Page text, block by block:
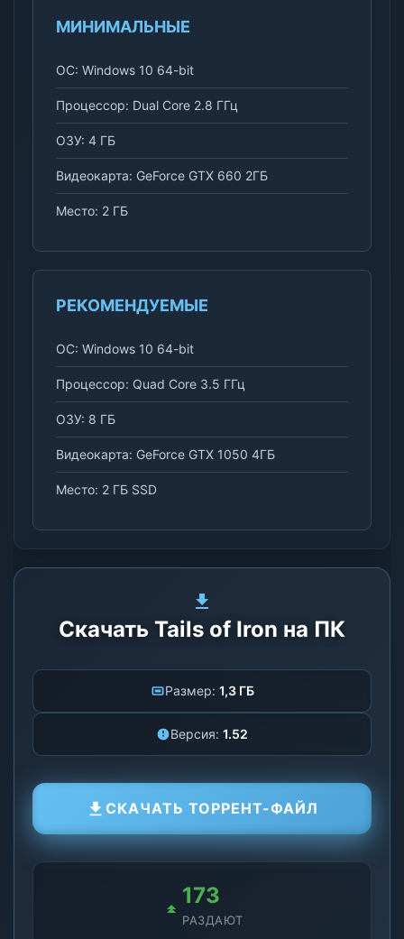
МИНИМАЛЬНЫЕ
ОС: Windows 10 64-bit
Процессор: Dual Core 2.8 ГГц
ОЗУ: 4 ГБ
Видеокарта: GeForce GTX 660 2ГБ
Место: 2 ГБ
РЕКОМЕНДУЕМЫЕ
ОС: Windows 10 64-bit
Процессор: Quad Core 3.5 ГГц
ОЗУ: 8 ГБ
Видеокарта: GeForce GTX 1050 4ГБ
Место: 2 ГБ SSD
Скачать Tails of Iron на ПК
Размер: 1,3 ГБ
Версия: 1.52
СКАЧАТЬ ТОРРЕНТ-ФАЙЛ
173
РАЗДАЮТ